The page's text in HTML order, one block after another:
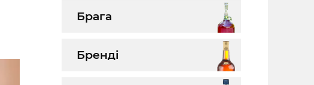
Брага
Бренді